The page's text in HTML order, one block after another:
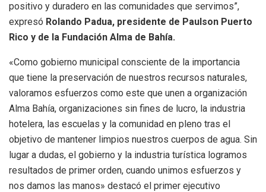
positivo y duradero en las comunidades que servimos”,
expresó Rolando Padua, presidente de Paulson Puerto
Rico y de la Fundación Alma de Bahía.
«Como gobierno municipal consciente de la importancia
que tiene la preservación de nuestros recursos naturales,
valoramos esfuerzos como este que unen a organización
Alma Bahía, organizaciones sin fines de lucro, la industria
hotelera, las escuelas y la comunidad en pleno tras el
objetivo de mantener limpios nuestros cuerpos de agua. Sin
lugar a dudas, el gobierno y la industria turística logramos
resultados de primer orden, cuando unimos esfuerzos y
nos damos las manos» destacó el primer ejecutivo